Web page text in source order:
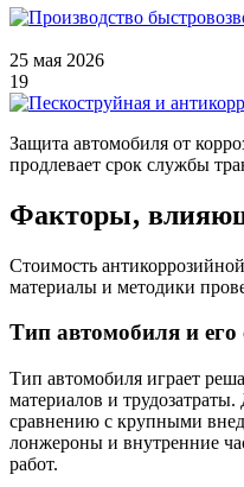
25 мая 2026
19
Защита автомобиля от
продлевает срок службы
Факторы‚
Стоимость
материалы и методики
Тип автомобиля и его
Тип автомобиля играет
материалов и
сравнению с крупными
лонжероны и внутренние
работ.